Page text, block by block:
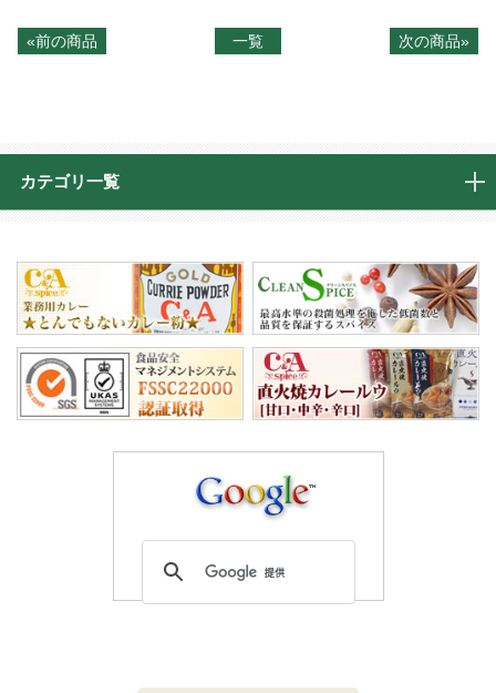
«前の商品 一覧 次の商品»
カテゴリ一覧